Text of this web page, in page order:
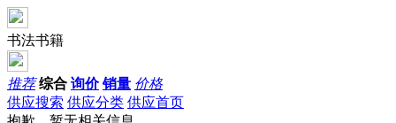
书法书籍
推荐 综合 询价 销量 价格
供应搜索 供应分类 供应首页